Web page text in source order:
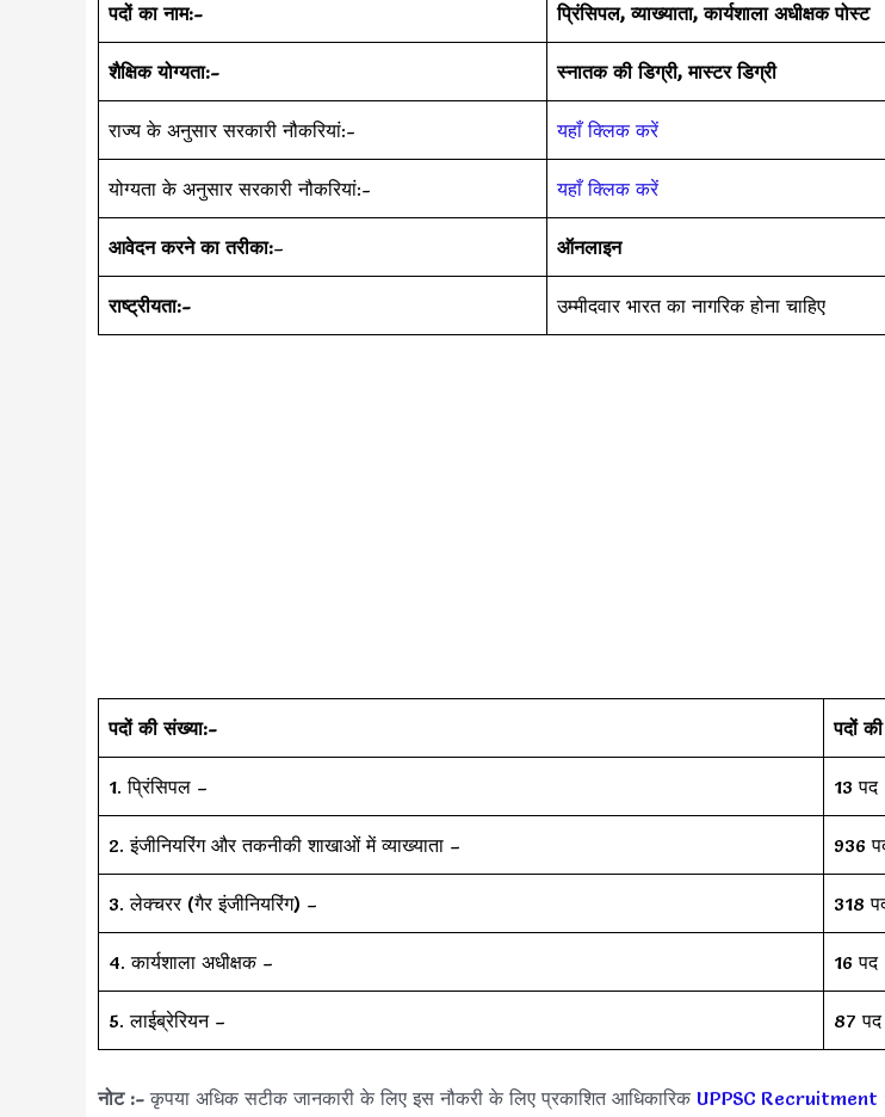
पदों का नाम:- प्रिंसिपल, व्याख्याता, कार्यशाला अधीक्षक पोस्ट
शैक्षिक योग्यता:- स्नातक की डिग्री, मास्टर डिग्री
राज्य के अनुसार सरकारी नौकरियां:- यहाँ क्लिक करें
योग्यता के अनुसार सरकारी नौकरियां:- यहाँ क्लिक करें
आवेदन करने का तरीका:– ऑनलाइन
राष्ट्रीयता:- उम्मीदवार भारत का नागरिक होना चाहिए
पदों की संख्या:- पदों
1. प्रिंसिपल – 13 पद
2. इंजीनियरिंग और तकनीकी शाखाओं में व्याख्याता – 936
3. लेक्चरर (गैर इंजीनियरिंग) – 318
4. कार्यशाला अधीक्षक – 16 पद
5. लाईब्रेरियन – 87 पद
नोट :- कृपया अधिक सटीक जानकारी के लिए इस नौकरी के लिए प्रकाशित आधिकारिक UPPSC Recruitment